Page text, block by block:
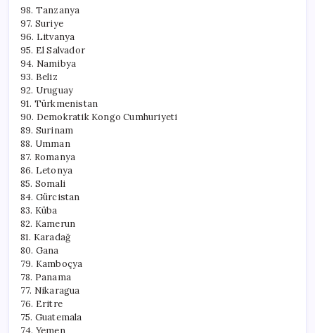
98. Tanzanya
97. Suriye
96. Litvanya
95. El Salvador
94. Namibya
93. Beliz
92. Uruguay
91. Türkmenistan
90. Demokratik Kongo Cumhuriyeti
89. Surinam
88. Umman
87. Romanya
86. Letonya
85. Somali
84. Gürcistan
83. Küba
82. Kamerun
81. Karadağ
80. Gana
79. Kamboçya
78. Panama
77. Nikaragua
76. Eritre
75. Guatemala
74. Yemen